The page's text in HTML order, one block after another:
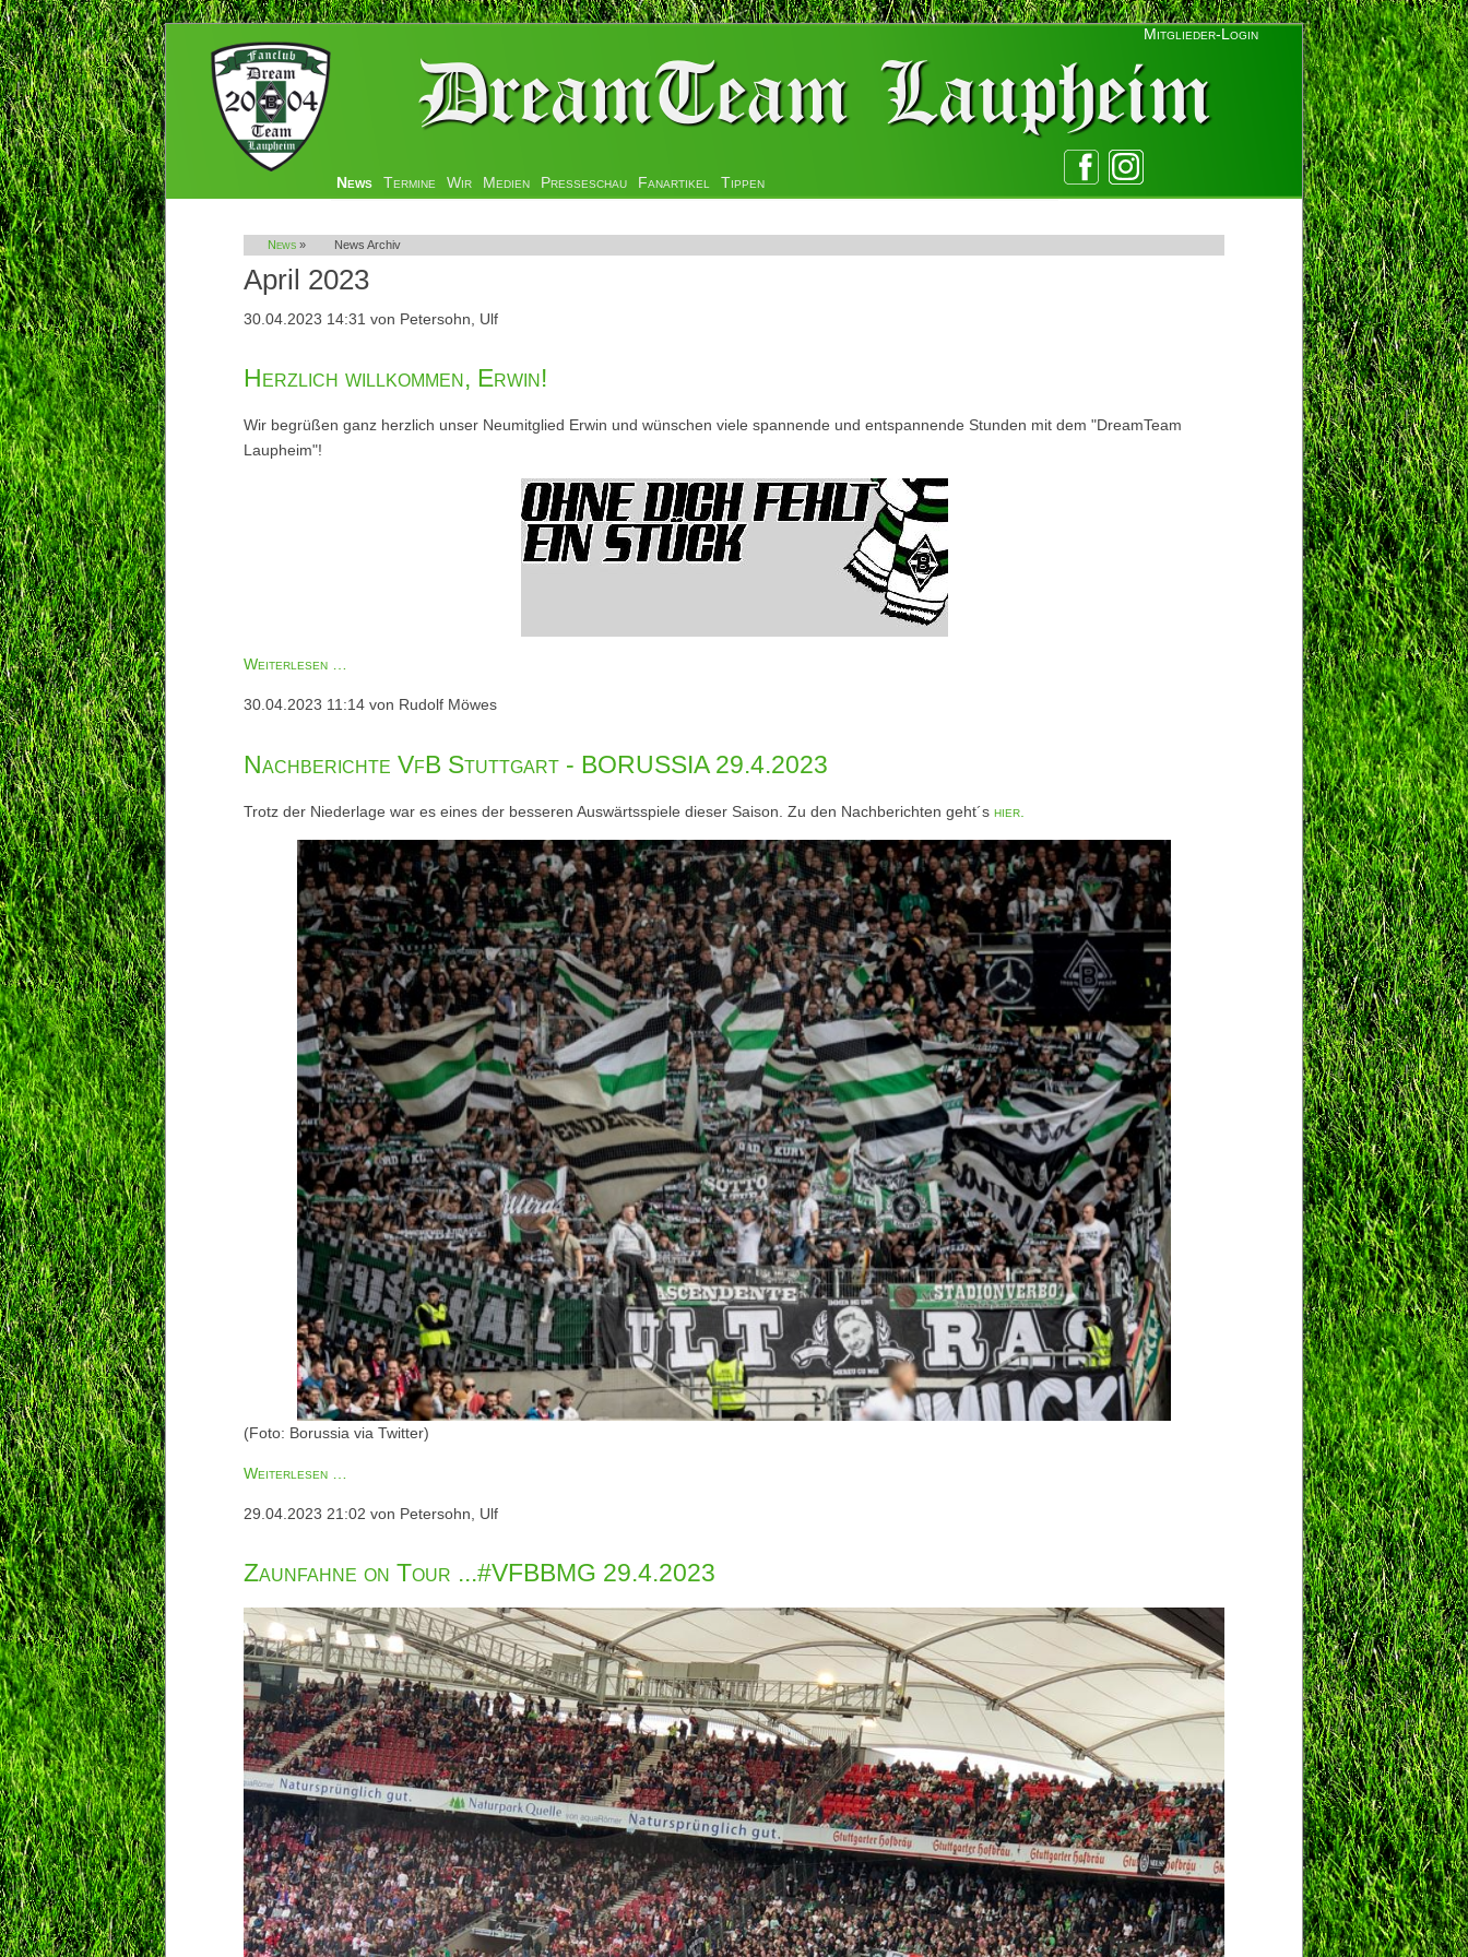
Mitglieder-Login
Navigation
News Termine Wir Medien Presseschau Fanartikel Tippen
News » News Archiv
April 2023
30.04.2023 14:31 von Petersohn, Ulf
Herzlich willkommen, Erwin!
Wir begrüßen ganz herzlich unser Neumitglied Erwin und wünschen viele spannende und entspannende Stunden mit dem "DreamTeam
Laupheim"!
Weiterlesen …
Erwin!
30.04.2023 11:14 von Rudolf Möwes
Nachberichte VfB Stuttgart - BORUSSIA 29.4.2023
Trotz der Niederlage war es eines der besseren Auswärtsspiele dieser Saison. Zu den Nachberichten geht´s hier.
(Foto: Borussia via Twitter)
Weiterlesen …
Stuttgart
BORUSSIA
29.04.2023 21:02 von Petersohn, Ulf
Zaunfahne on Tour ...#VFBBMG 29.4.2023